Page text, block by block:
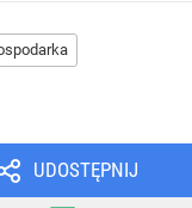
UDOSTĘPNIJ